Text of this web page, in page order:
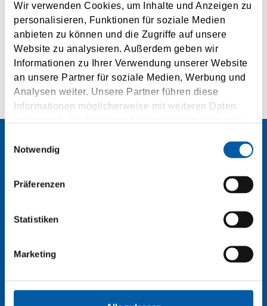
Wir verwenden Cookies, um Inhalte und Anzeigen zu
personalisieren, Funktionen für soziale Medien
anbieten zu können und die Zugriffe auf unsere
Website zu analysieren. Außerdem geben wir
Informationen zu Ihrer Verwendung unserer Website
an unsere Partner für soziale Medien, Werbung und
Analysen weiter. Unsere Partner führen diese
Informationen möglicherweise mit weiteren Daten
gesammelt haben.
Notwendig
Präferenzen
Statistiken
Marketing
IMPRESSUM
DATENSCHUTZ
BUCHEN
NEWSLETTER
Contact
PHONE